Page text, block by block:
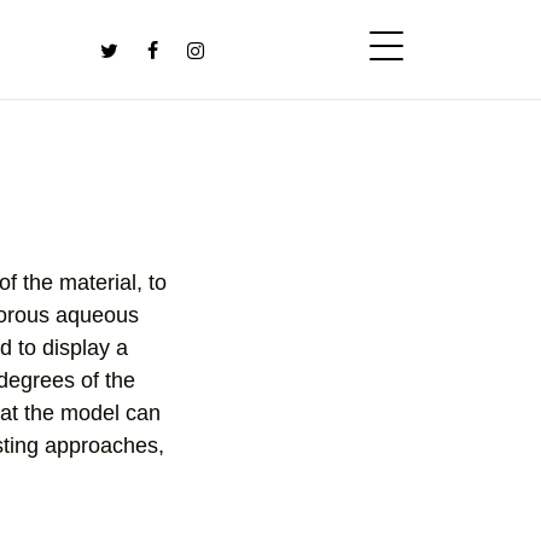
the material, to
aqueous
to display a
of the
the model can
approaches,